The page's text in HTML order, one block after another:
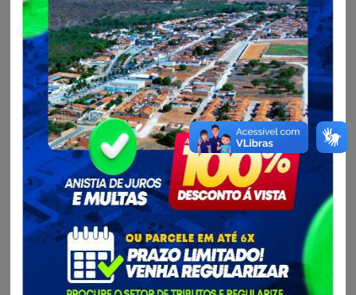
Pesquisar Limpar Dados
Exportar CSV XML JSON
4
Planos Plurianuais - PPA
Ultíma Atualização em 30/07/2026 às 09:13
Plano Plurianual - PPA - Quadriênio 2026-2029
Data da Publicação: 15/12/2025
Edição do Diário: Não informada
Tipo de Publicação: Normal
Atualizado em: 12/02/2026 às 08h36